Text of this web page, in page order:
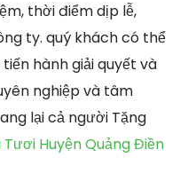
thời điểm dịp lễ,
ty. quý khách có thể
hành giải quyết và
nghiệp và tâm
lại cả người Tặng
Tươi Huyện Quảng Điền